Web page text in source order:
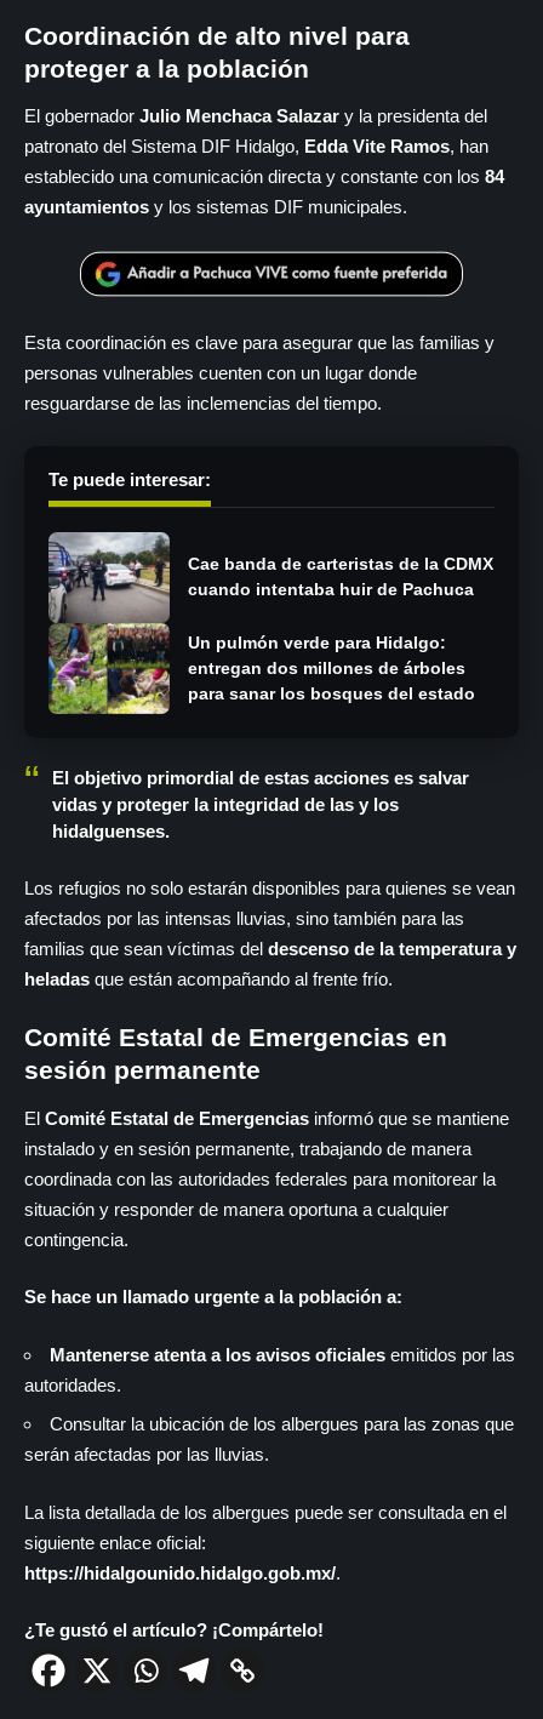
Coordinación de alto nivel para
proteger a la población
El gobernador Julio Menchaca Salazar y la presidenta del
patronato del Sistema DIF Hidalgo, Edda Vite Ramos, han
establecido una comunicación directa y constante con los 84
ayuntamientos y los sistemas DIF municipales.
Esta coordinación es clave para asegurar que las familias y
personas vulnerables cuenten con un lugar donde
resguardarse de las inclemencias del tiempo.
Te puede interesar:
Cae banda de carteristas de la CDMX
cuando intentaba huir de Pachuca
Un pulmón verde para Hidalgo:
entregan dos millones de árboles
para sanar los bosques del estado
El objetivo primordial de estas acciones es salvar
vidas y proteger la integridad de las y los
hidalguenses.
Los refugios no solo estarán disponibles para quienes se vean
afectados por las intensas lluvias, sino también para las
familias que sean víctimas del descenso de la temperatura y
heladas que están acompañando al frente frío.
Comité Estatal de Emergencias en
sesión permanente
El Comité Estatal de Emergencias informó que se mantiene
instalado y en sesión permanente, trabajando de manera
coordinada con las autoridades federales para monitorear la
situación y responder de manera oportuna a cualquier
contingencia.
Se hace un llamado urgente a la población a:
Mantenerse atenta a los avisos oficiales emitidos por las
autoridades.
Consultar la ubicación de los albergues para las zonas que
serán afectadas por las lluvias.
La lista detallada de los albergues puede ser consultada en el
siguiente enlace oficial:
https://hidalgounido.hidalgo.gob.mx/.
¿Te gustó el artículo? ¡Compártelo!